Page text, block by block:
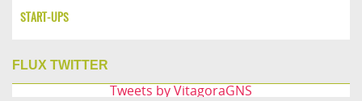
START-UPS
FLUX TWITTER
Tweets by VitagoraGNS